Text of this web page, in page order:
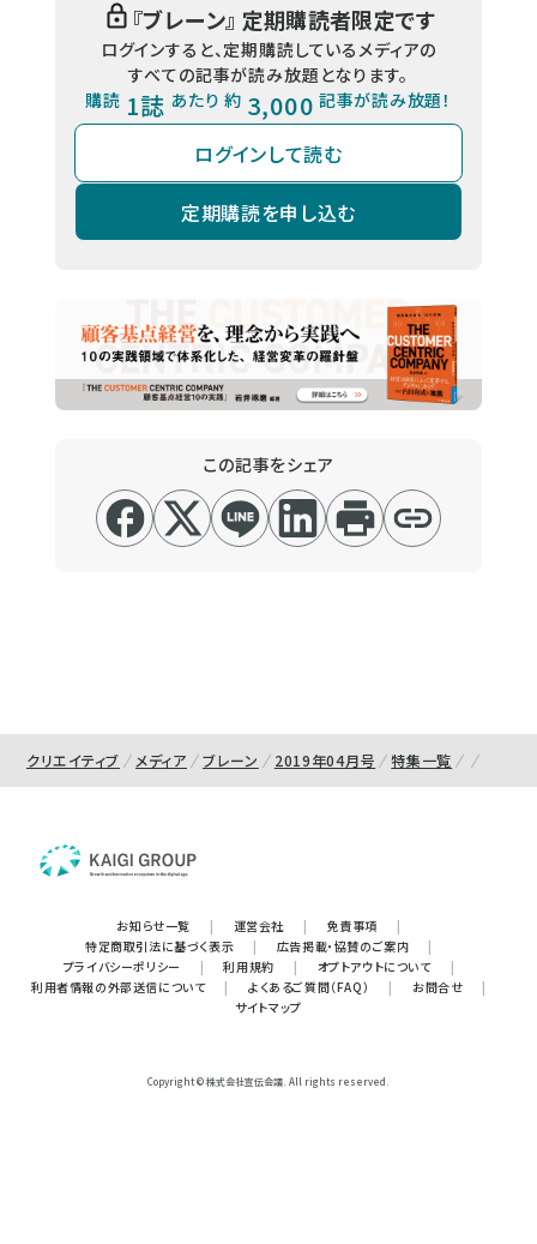
『ブレーン』 定期購読者限定です
ログインすると、定期購読しているメディアの
すべての記事が読み放題となります。
購読 1誌 あたり 約 3,000 記事が読み放題！
ログインして読む
定期購読を申し込む
この記事をシェア
クリエイティブ メディア ブレーン 2019年04月号 特集一覧
お知らせ一覧 | 運営会社 | 免責事項
|
特定商取引法に基づく表示
| 広告掲載・協賛のご案内
|
プライバシーポリシー
| 利用規約 | オプトアウトについて
|
利用者情報の外部送信について
| よくあるご質問（FAQ） | お問合せ
|
サイトマップ
Copyright © 株式会社宣伝会議. All rights reserved.